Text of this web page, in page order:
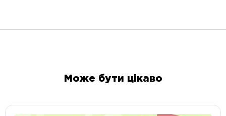
Може бути цікаво